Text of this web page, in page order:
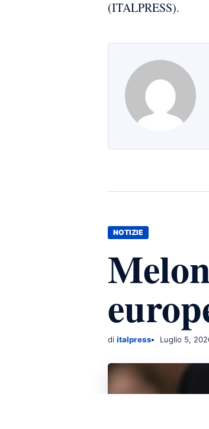
(ITALPRESS).
NOTIZIE
di italpress Luglio 5,